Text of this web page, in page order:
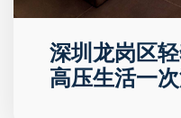
深圳龙岗区
高压生活一